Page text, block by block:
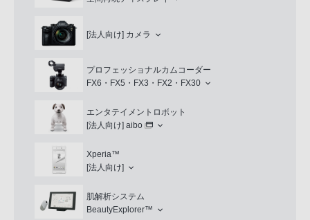
[法人向け] カメラ
プロフェッショナルカムコーダー
FX6・FX5・FX3・FX2・FX30
エンタテイメントロボット
[法人向け] aibo
Xperia™
[法人向け]
肌解析システム
BeautyExplorer™